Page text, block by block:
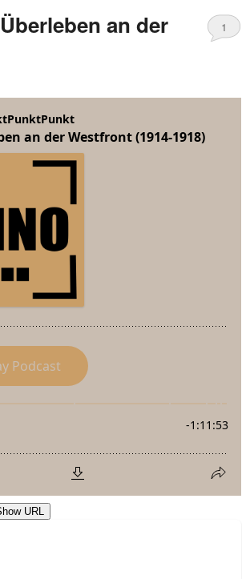
an der
1
URL